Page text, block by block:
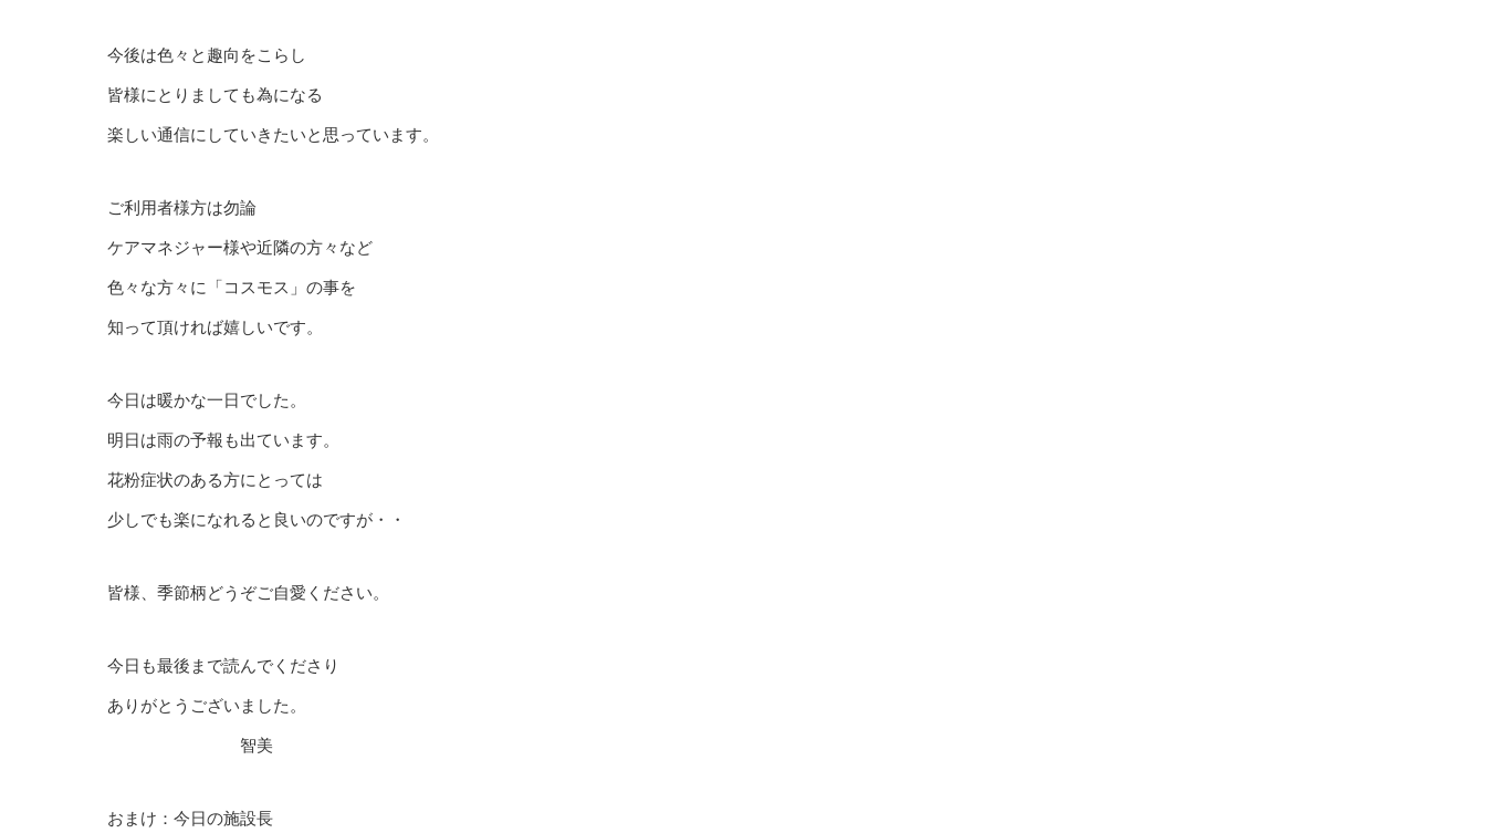
今後は色々と趣向をこらし
皆様にとりましても為になる
楽しい通信にしていきたいと思っています。
ご利用者様方は勿論
ケアマネジャー様や近隣の方々など
色々な方々に「コスモス」の事を
知って頂ければ嬉しいです。
今日は暖かな一日でした。
明日は雨の予報も出ています。
花粉症状のある方にとっては
少しでも楽になれると良いのですが・・
皆様、季節柄どうぞご自愛ください。
今日も最後まで読んでくださり
ありがとうございました。
智美
おまけ：今日の施設長